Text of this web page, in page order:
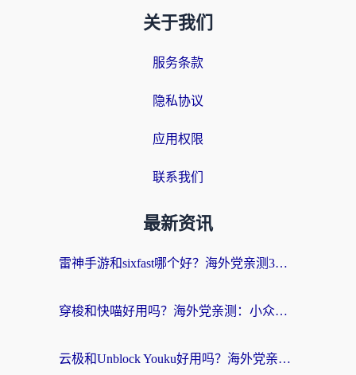
关于我们
服务条款
隐私协议
应用权限
联系我们
最新资讯
雷神手游和sixfast哪个好？海外党亲测3款回国加速器，教你选对不踩坑
穿梭和快喵好用吗？海外党亲测：小众加速器对比+番茄加速器深度体验
云极和Unblock Youku好用吗？海外党亲测+2026回国加速器避坑指南